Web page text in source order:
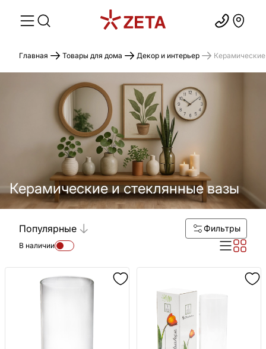
Главная Товары для дома Декор и интерьер
Керамические и стеклянные вазы
Популярные Фильтры
В наличии